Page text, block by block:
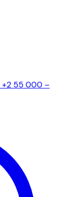
+2 55 000 –